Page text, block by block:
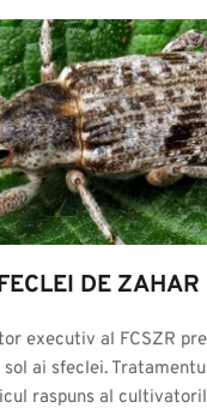
DE ZAHAR
executiv al FCSZR
ai sfeclei.
raspuns al